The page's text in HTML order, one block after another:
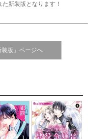
新装版となります！
版」ページへ